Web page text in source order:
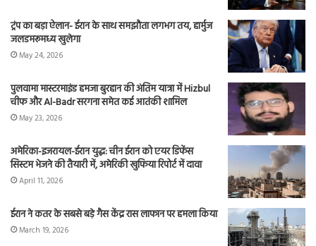
ट्रंप का बड़ा ऐलान- ईरान के साथ समझौता लगभग तय, हार्मुज
जलडमरूमध्य खुलेगा
May 24, 2026
पुलवामा मास्टरमाइंड हमजा बुरहान की अंतिम यात्रा में Hizbul
चीफ और Al-Badr सरगना समेत कई आतंकी शामिल
May 23, 2026
अमेरिका-इजरायल-ईरान युद्ध: चीन ईरान को एयर डिफेंस
सिस्टम भेजने की तैयारी में, अमेरिकी खुफिया रिपोर्ट में दावा
April 11, 2026
ईरान ने कतर के सबसे बड़े गैस केंद्र रास लाफान पर हमला किया
March 19, 2026